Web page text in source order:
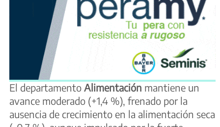
El departamento Alimentación mantiene un
avance moderado (+1,4 %), frenado por la
ausencia de crecimiento en la alimentación seca